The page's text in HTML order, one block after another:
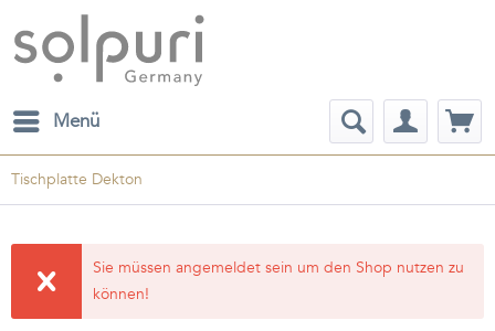
Menü
Tischplatte Dekton
Sie müssen angemeldet sein um den Shop nutzen zu
können!